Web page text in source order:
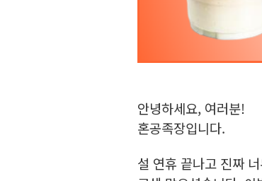
안녕하세요, 여러분!
혼공족장입니다.
설 연휴 끝나고 진짜